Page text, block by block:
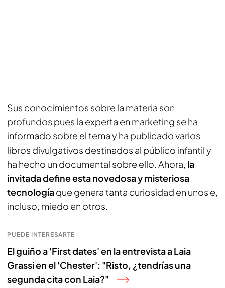
Sus conocimientos sobre la materia son
profundos pues la experta en marketing se ha
informado sobre el tema y ha publicado varios
libros divulgativos destinados al público infantil y
ha hecho un documental sobre ello. Ahora, la
invitada define esta novedosa y misteriosa
tecnologíaque genera tanta curiosidad en unos e,
incluso, miedo en otros.
PUEDE INTERESARTE
El guiño a 'First dates' en la entrevista a Laia
Grassi en el 'Chester': "Risto, ¿tendrías una
segunda cita con Laia?"